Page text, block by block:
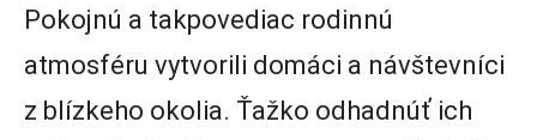
Pokojnú a takpovediac rodinnú
atmosféru vytvorili domáci a návštevníci
z blízkeho okolia. Ťažko odhadnúť ich